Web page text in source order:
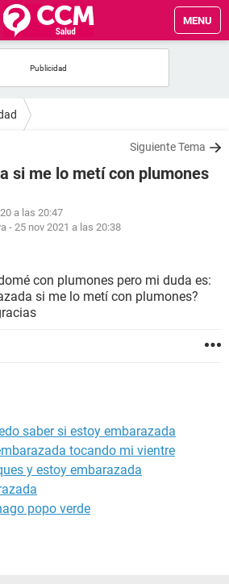
MENU
Siguiente Tema
si me lo metí con plumones
a las 20:47
- 25 nov 2021 a las 20:38
con plumones pero mi duda es:
si me lo metí con plumones?
saber si estoy embarazada
tocando mi vientre
y estoy embarazada
popo verde